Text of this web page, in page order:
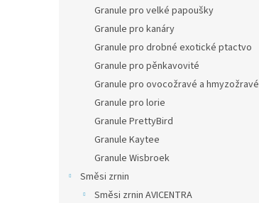
Granule pro velké papoušky
Granule pro kanáry
Granule pro drobné exotické ptactvo
Granule pro pěnkavovité
Granule pro ovocožravé a hmyzožravé
Granule pro lorie
Granule PrettyBird
Granule Kaytee
Granule Wisbroek
Směsi zrnin
Směsi zrnin AVICENTRA